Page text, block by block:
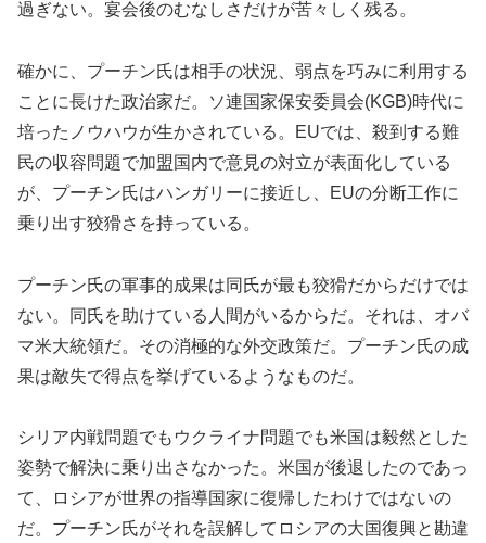
過ぎない。宴会後のむなしさだけが苦々しく残る。
確かに、プーチン氏は相手の状況、弱点を巧みに利用する
ことに長けた政治家だ。ソ連国家保安委員会(KGB)時代に
培ったノウハウが生かされている。EUでは、殺到する難
民の収容問題で加盟国内で意見の対立が表面化している
が、プーチン氏はハンガリーに接近し、EUの分断工作に
乗り出す狡猾さを持っている。
プーチン氏の軍事的成果は同氏が最も狡猾だからだけでは
ない。同氏を助けている人間がいるからだ。それは、オバ
マ米大統領だ。その消極的な外交政策だ。プーチン氏の成
果は敵失で得点を挙げているようなものだ。
シリア内戦問題でもウクライナ問題でも米国は毅然とした
姿勢で解決に乗り出さなかった。米国が後退したのであっ
て、ロシアが世界の指導国家に復帰したわけではないの
だ。プーチン氏がそれを誤解してロシアの大国復興と勘違